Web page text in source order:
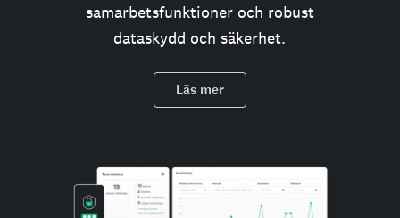
samarbetsfunktioner och robust
dataskydd och säkerhet.
Läs mer